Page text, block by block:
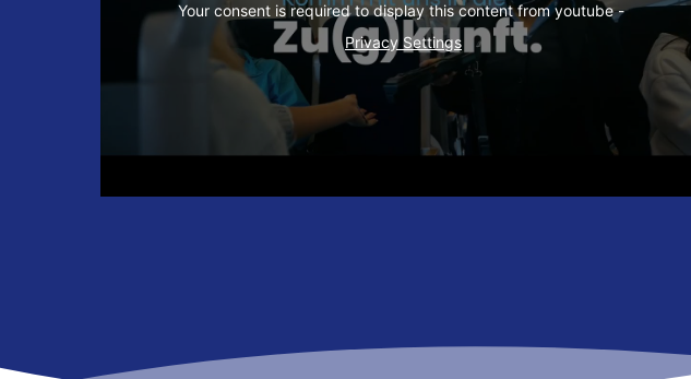
Your consent is required to display this content from youtube -
Privacy Settings